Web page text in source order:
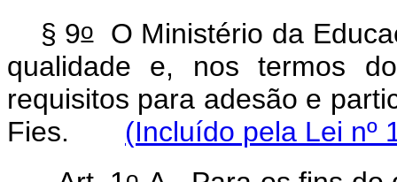
§ 9oO Ministério da
qualidade e, nos termos
requisitos para adesão e
Fies. (Incluído pela Lei nº